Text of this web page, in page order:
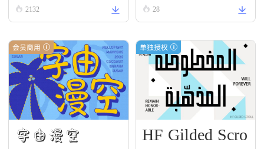
2132 28
会员商用
字由漫空
单独授权
HF Gilded Scro